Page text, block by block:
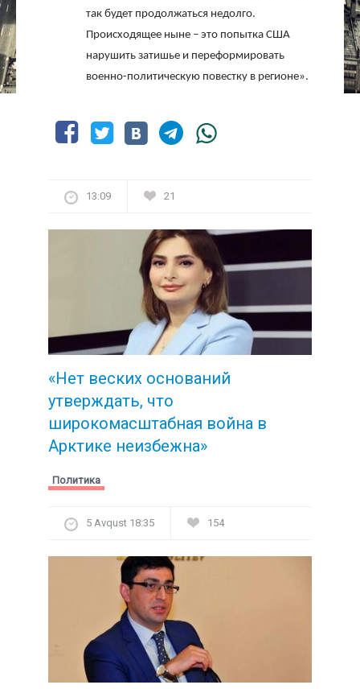
так будет продолжаться недолго.
Происходящее ныне – это попытка США
нарушить затишье и переформировать
военно-политическую повестку в регионе».
13:09 21
«Нет веских оснований
утверждать, что
широкомасштабная война в
Арктике неизбежна»
Политика
5 Avqust 18:35 154